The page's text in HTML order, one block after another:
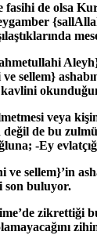
fasihi de olsa
sellem}
veya
değil de bu
-Ey
ve sellem}’in
son buluyor.